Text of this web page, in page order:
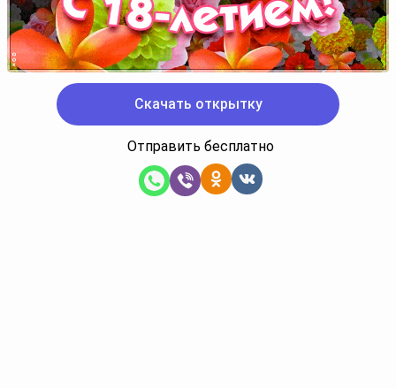
Скачать открытку
Отправить бесплатно